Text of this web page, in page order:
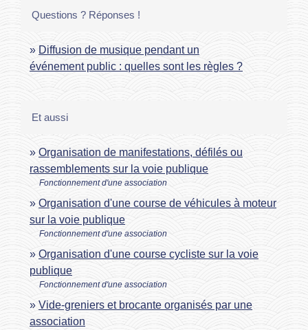
Questions ? Réponses !
Diffusion de musique pendant un
événement public : quelles sont les règles ?
Et aussi
Organisation de manifestations, défilés ou
rassemblements sur la voie publique
Fonctionnement d'une association
Organisation d'une course de véhicules à moteur
sur la voie publique
Fonctionnement d'une association
Organisation d'une course cycliste sur la voie
publique
Fonctionnement d'une association
Vide-greniers et brocante organisés par une
association